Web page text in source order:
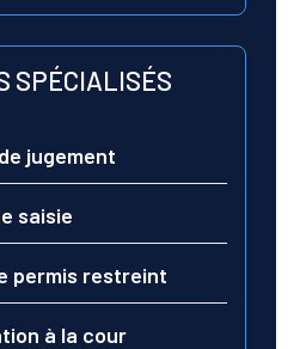
SPÉCIALISÉS
jugement
saisie
permis restreint
à la cour